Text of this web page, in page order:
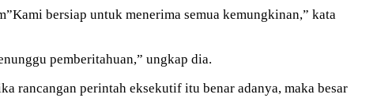
bersiap untuk menerima semua kemungkinan,” kata
pemberitahuan,” ungkap dia.
rancangan perintah eksekutif itu benar adanya, maka besar